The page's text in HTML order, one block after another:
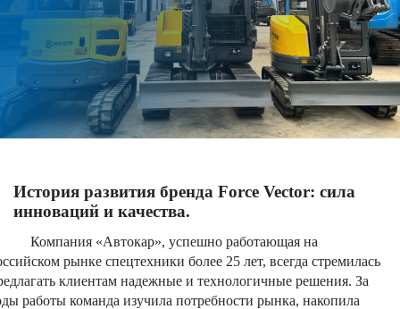
История развития бренда Force Vector: сила
инноваций и качества.
Компания «Автокар», успешно работающая на
рынке спецтехники более 25 лет, всегда стремилась
клиентам надежные и технологичные решения. За
работы команда изучила потребности рынка, накопила